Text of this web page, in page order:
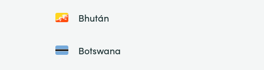
Bhután
Botswana